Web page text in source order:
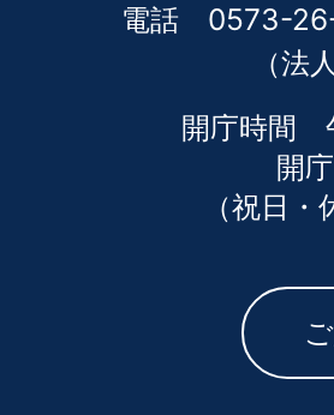
電話 0573-26-
（
開庁時間
開
（祝日